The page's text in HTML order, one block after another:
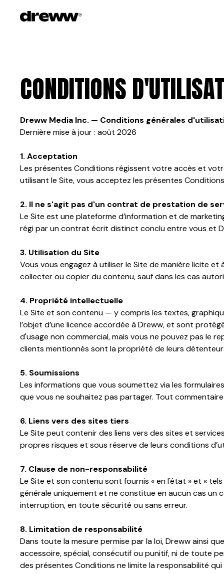
CONDITIONS
Dreww Media Inc. — Conditions générales
Dernière mise à jour : août 2026
1. Acceptation
Les présentes Conditions régissent votre accès et
utilisant le Site, vous acceptez les présentes
2. Il ne s'agit pas d'un contrat de prestation de
Le Site est une plateforme d’information et de
régi par un contrat écrit distinct conclu entre vous et
3. Utilisation du Site
Vous vous engagez à utiliser le Site de manière licite
collecter ou copier du contenu, sauf dans les cas
4. Propriété intellectuelle
Le Site et son contenu — y compris les textes,
l’objet d’une licence accordée à Dreww, et sont
d'usage non commercial, mais vous ne pouvez pas le
clients mentionnés sont la propriété de leurs
5. Soumissions
Les informations que vous soumettez via les
que vous ne souhaitez pas partager. Tout
6. Liens vers des sites tiers
Le Site peut contenir des liens vers des sites et
propres risques et sous réserve de leurs conditions
7. Clause de non-responsabilité
Le Site et son contenu sont fournis « en l'état » et «
générale uniquement et ne constitue en aucun cas un
interruption, en toute sécurité ou sans erreur.
8. Limitation de responsabilité
Dans toute la mesure permise par la loi, Dreww ainsi
accessoire, spécial, consécutif ou punitif, ni de toute
des présentes Conditions ne limite la responsabilité